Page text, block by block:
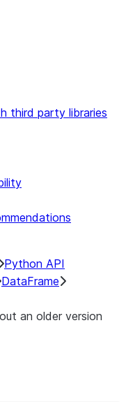
third party libraries
Python API
DataFrame
an older version